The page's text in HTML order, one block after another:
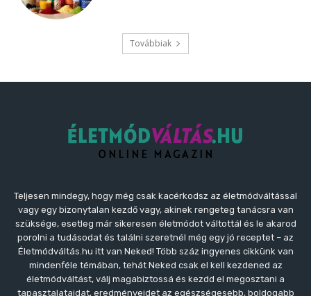
Továbbiak
Teljesen mindegy, hogy még csak kacérkodsz az életmódváltással
vagy egy bizonytalan kezdő vagy, akinek rengeteg tanácsra van
szüksége, esetleg már sikeresen életmódot váltottál és le akarod
porolni a tudásodat és találni szeretnél még egy jó receptet – az
Életmódváltás.hu itt van Neked! Több száz ingyenes cikkünk van
mindenféle témában, tehát Neked csak el kell kezdened az
életmódváltást, válj magabiztossá és kezdd el megosztani a
tapasztalataidat, eredményeidet az egészségesebb, boldogabb